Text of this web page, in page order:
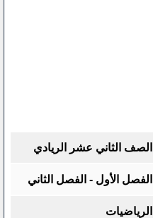
الصف الثاني عشر الريادي
الفصل الأول - الفصل الثاني
الرياضيات